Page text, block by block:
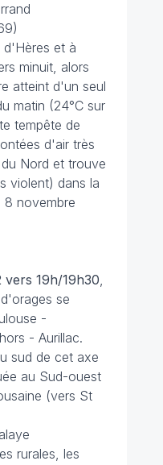
d'Hères et à
minuit, alors
atteint d'un seul
matin (24°C sur
tempête de
d'air très
Nord et trouve
violent) dans la
8 novembre
vers 19h/19h30,
se
-
- Aurillac.
sud de cet axe
au Sud-ouest
(vers St
rurales, les